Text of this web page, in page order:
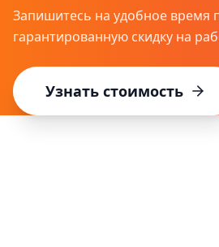
Запишитесь на удобное время
гарантированную скидку на
Узнать стоимость